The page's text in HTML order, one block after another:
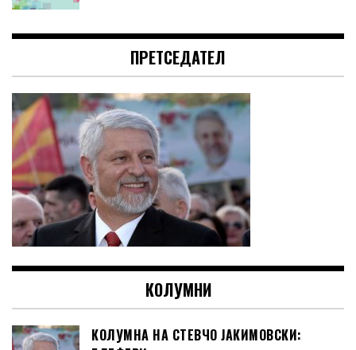
ПРЕТСЕДАТЕЛ
КОЛУМНИ
КОЛУМНА НА СТЕВЧО ЈАКИМОВСКИ: